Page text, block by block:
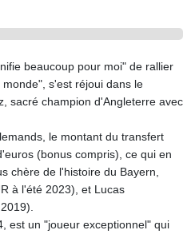
beaucoup pour moi" de rallier
s'est réjoui dans le
sacré champion d'Angleterre avec
le montant du transfert
(bonus compris), ce qui en
chère de l'histoire du Bayern,
à l'été 2023), et Lucas
est un "joueur exceptionnel" qui